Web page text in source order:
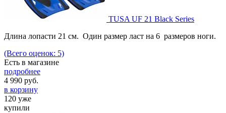
TUSA UF 21 Black Series
Длина лопасти 21 см. Один размер ласт на 6 размеров ноги.
(Всего оценок: 5)
Есть в магазине
подробнее
4 990 руб.
в корзину
120 уже
купили